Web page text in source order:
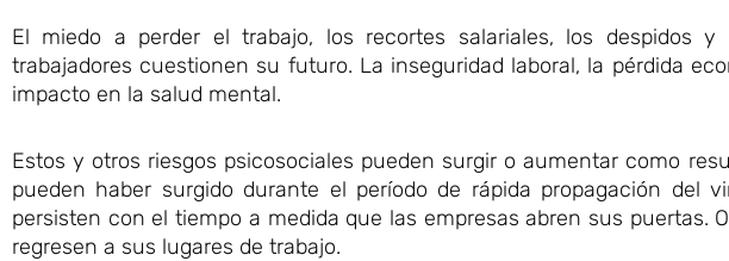
El miedo a perder el trabajo, los recortes salariales, los despidos
trabajadores cuestionen su futuro. La inseguridad laboral, la pérdida
impacto en la salud mental.
Estos y otros riesgos psicosociales pueden surgir o aumentar como
pueden haber surgido durante el período de rápida propagación del
persisten con el tiempo a medida que las empresas abren sus puertas.
regresen a sus lugares de trabajo.